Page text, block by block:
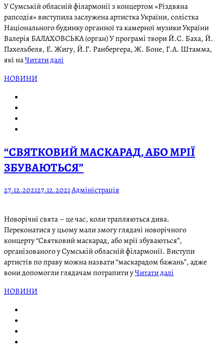
У Сумській обласній філармонії з концертом «Різдвяна
рапсодія» виступила заслужена артистка України, солістка
Національного будинку органної та камерної музики України
Валерія БАЛАХОВСЬКА (орган) У програмі твори Й.С. Баха, Й.
Пахельбеля, Е. Жигу, Й.Г. Ранбергера, Ж. Боне, Г.А. Штамма,
які наЧитати далі
НОВИНИ
“СВЯТКОВИЙ МАСКАРАД, АБО МРІЇ
ЗБУВАЮТЬСЯ”
27.12.202127.12.2021Адміністрація
Новорічні свята – це час, коли трапляються дива.
Переконатися у цьому мали змогу глядачі новорічного
концерту “Святковий маскарад, або мрії збуваються”,
організованого у Сумській обласній філармонії. Виступи
артистів по праву можна назвати “маскарадом бажань”, адже
вони допомогли глядачам потрапити уЧитати далі
НОВИНИ